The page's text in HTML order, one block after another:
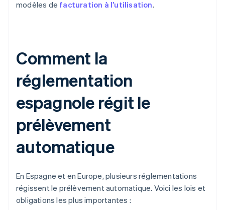
modèles de facturation à l’utilisation.
Comment la
réglementation
espagnole régit le
prélèvement
automatique
En Espagne et en Europe, plusieurs réglementations
régissent le prélèvement automatique. Voici les lois et
obligations les plus importantes :